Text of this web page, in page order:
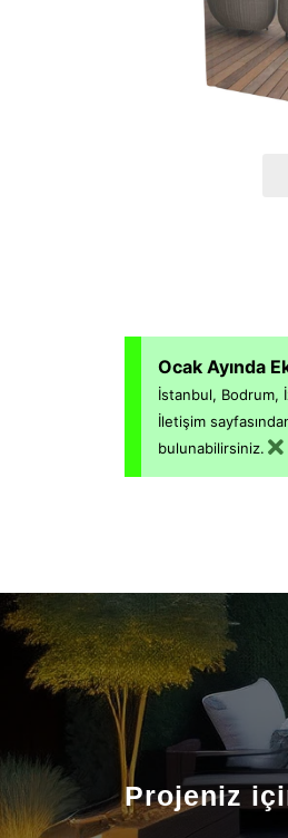
Ocak Ayında
İstanbul, Bodrum,
İletişim
bulunabilirsiniz.
Projeniz